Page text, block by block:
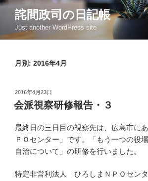
コ
ン
詫間政司の日記帳
Just another WordPress site
月別: 2016年4月
投
稿
日:
2016年4月23日
会派視察研修報告・３
最終日の三日目の視察先は、広島市に
ＰＯセンター」です。「もう一つの役
自治について」の研修を行いました。
特定非営利法人 ひろしまＮＰＯセン